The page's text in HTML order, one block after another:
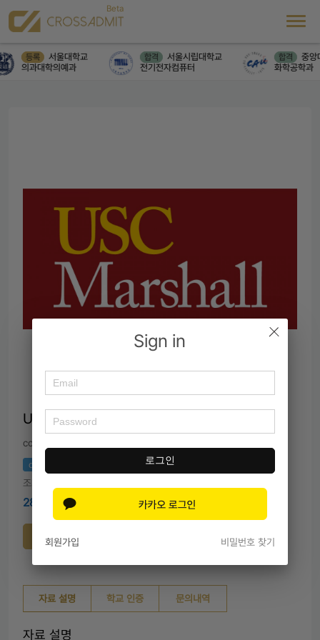
등록
서울대학교
의과대학의예과
합격
서울시립대학교
전기전자컴퓨터
합격
중앙
화학공학과
Sign in
로그인
회원가입 비밀번호 찾기
USC Full time MBA 합격 에세이
cowman
docx
조회 1862
28,000원
구매하기
자료 설명 학교 인증 문의내역
자료 설명